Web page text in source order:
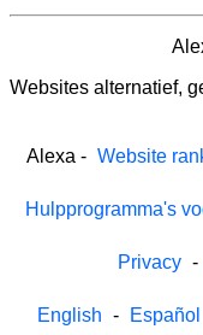
Websites alternatief,
Alexa - Website
Hulpprogramma's
Privacy -
English - Español